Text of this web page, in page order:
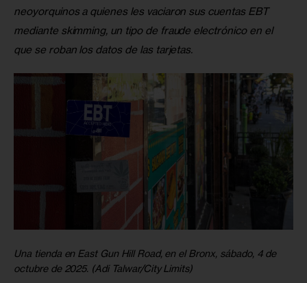
neoyorquinos a quienes les vaciaron sus cuentas EBT
mediante skimming, un tipo de fraude electrónico en el
que se roban los datos de las tarjetas.
Una tienda en East Gun Hill Road, en el Bronx, sábado, 4 de
octubre de 2025. (Adi Talwar/City Limits)